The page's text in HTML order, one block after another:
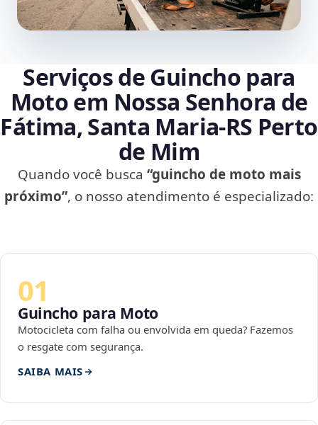
Serviços de Guincho para
Moto em Nossa Senhora de
Fátima, Santa Maria‑RS Perto
de Mim
Quando você busca “guincho de moto mais
próximo”, o nosso atendimento é especializado:
01
Guincho para Moto
Motocicleta com falha ou envolvida em queda? Fazemos
o resgate com segurança.
SAIBA MAIS